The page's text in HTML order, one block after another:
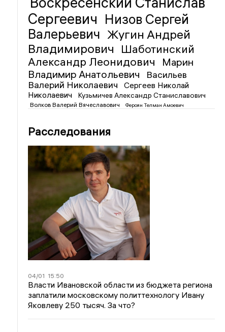
Сергеевич Низов Сергей
Валерьевич Жугин Андрей
Владимирович
Шаботинский
Александр Леонидович
Марин
Владимир Анатольевич
Васильев
Валерий Николаевич
Сергеев Николай
Николаевич
Кузьмичев Александр Станиславович
Волков Валерий Вячеславович Фероян Телман Амоевич
Расследования
04/01 15:50
Власти Ивановской области из бюджета региона
заплатили московскому политтехнологу Ивану
Яковлеву 250 тысяч. За что?